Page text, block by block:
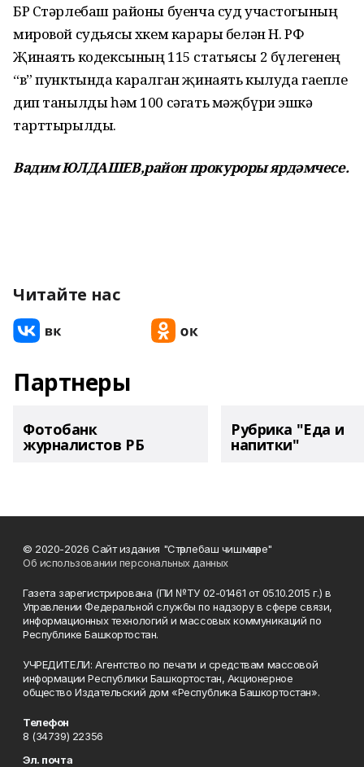
БР Стәрлебаш районы буенча суд участогының
мировой судьясы хөкем карары белән Н. РФ
Җинаять кодексының 115 статьясы 2 бүлегенең
“в” пунктында каралган җинаять кылуда гаепле
дип танылды һәм 100 сәгать мәҗбүри эшкә
тарттырылды.
Вадим ЮЛДАШЕВ,район прокуроры ярдәмчесе.
Читайте нас
Партнеры
Фотобанк
журналистов РБ
Рубрика "Еда и
напитки"
© 2020-2026 Сайт издания "Стәрлебаш чишмәләре"
Об использовании персональных данных
Газета зарегистрирована (ПИ №ТУ 02-01461 от 05.10.2015 г.) в
Управлении Федеральной службы по надзору в сфере связи,
информационных технологий и массовых коммуникаций по
Республике Башкортостан.
УЧРЕДИТЕЛИ: Агентство по печати и средствам массовой
информации Республики Башкортостан, Акционерное
общество Издательский дом «Республика Башкортостан».
Телефон
8 (34739) 22356
Эл. почта